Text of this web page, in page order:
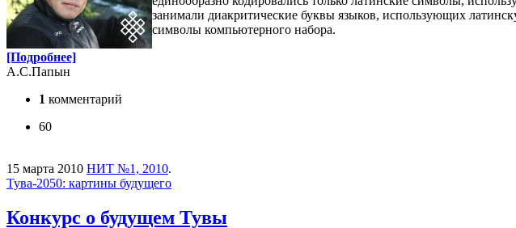
занимали диакритические буквы языков, использующих
символы компьютерного набора.
[Подробнее]
А.С.Папын
1 комментарий
60
15 марта 2010 НИТ №1, 2010.
Тува-2050: картины будущего
Конкурс о будущем Тувы